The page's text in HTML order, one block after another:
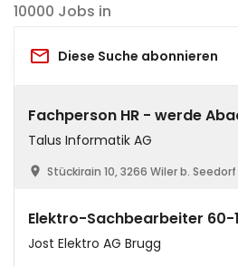
Jobs in
Diese Suche abonnieren
Fachperson HR - werde
Talus Informatik AG
Stückirain 10, 3266 Wiler b. Seedorf
Elektro-Sachbearbeiter
Jost Elektro AG Brugg